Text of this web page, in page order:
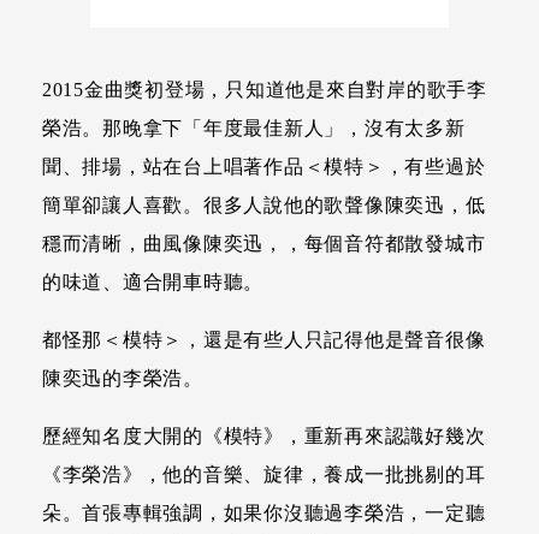
2015金曲獎初登場，只知道他是來自對岸的歌手李
榮浩。那晚拿下「年度最佳新人」，沒有太多新
聞、排場，站在台上唱著作品＜模特＞，有些過於
簡單卻讓人喜歡。很多人說他的歌聲像陳奕迅，低
穩而清晰，曲風像陳奕迅，，每個音符都散發城市
的味道、適合開車時聽。
都怪那＜模特＞，還是有些人只記得他是聲音很像
陳奕迅的李榮浩。
歷經知名度大開的《模特》，重新再來認識好幾次
《李榮浩》，他的音樂、旋律，養成一批挑剔的耳
朵。首張專輯強調，如果你沒聽過李榮浩，一定聽